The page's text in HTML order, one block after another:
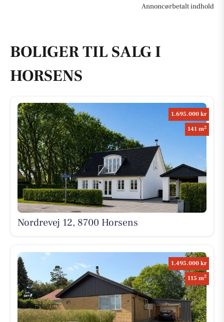
Annoncørbetalt indhold
BOLIGER TIL SALG I
HORSENS
1.695.000 kr
141 m2
Nordrevej 12, 8700 Horsens
1.495.000 kr
115 m2